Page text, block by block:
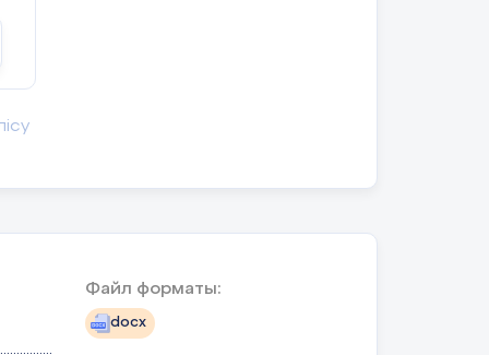
Файл форматы:
docx